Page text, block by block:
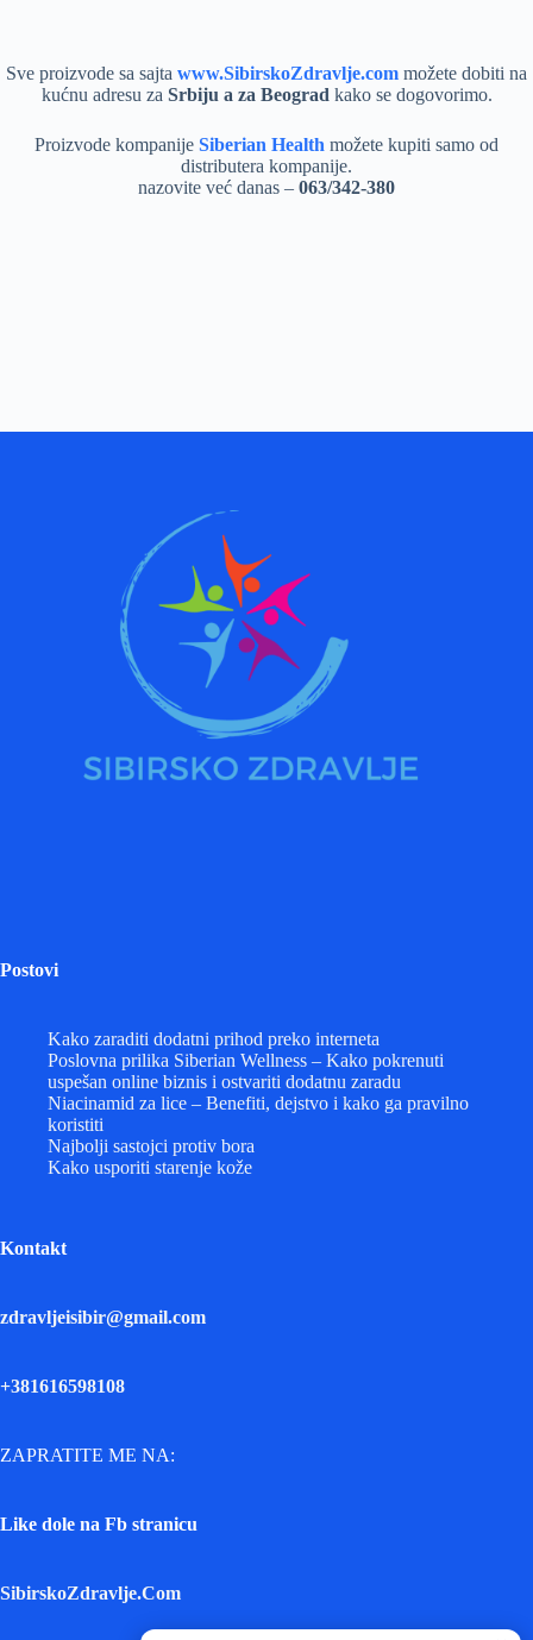
Sve proizvode sa sajta www.SibirskoZdravlje.com možete dobiti na
kućnu adresu za Srbiju a za Beograd kako se dogovorimo.
Proizvode kompanije Siberian Health možete kupiti samo od
distributera kompanije.
nazovite već danas – 063/342-380
Postovi
Kako zaraditi dodatni prihod preko interneta
Poslovna prilika Siberian Wellness – Kako pokrenuti
uspešan online biznis i ostvariti dodatnu zaradu
Niacinamid za lice – Benefiti, dejstvo i kako ga pravilno
koristiti
Najbolji sastojci protiv bora
Kako usporiti starenje kože
Kontakt
zdravljeisibir@gmail.com
+381616598108
ZAPRATITE ME NA:
Like dole na Fb stranicu
SibirskoZdravlje.Com